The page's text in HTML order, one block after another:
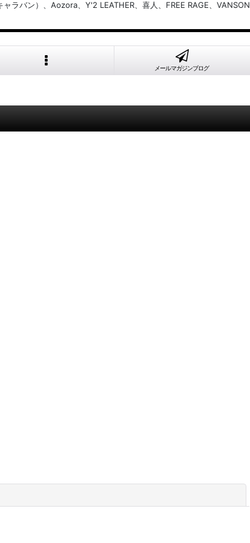
ラバン）、Aozora、Y'2 LEATHER、喜人、FREE RAGE、VANSON
メールマガジンブログ